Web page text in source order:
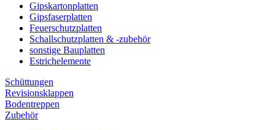
Gipskartonplatten
Gipsfaserplatten
Feuerschutzplatten
Schallschutzplatten & -zubehör
sonstige Bauplatten
Estrichelemente
Schüttungen
Revisionsklappen
Bodentreppen
Zubehör